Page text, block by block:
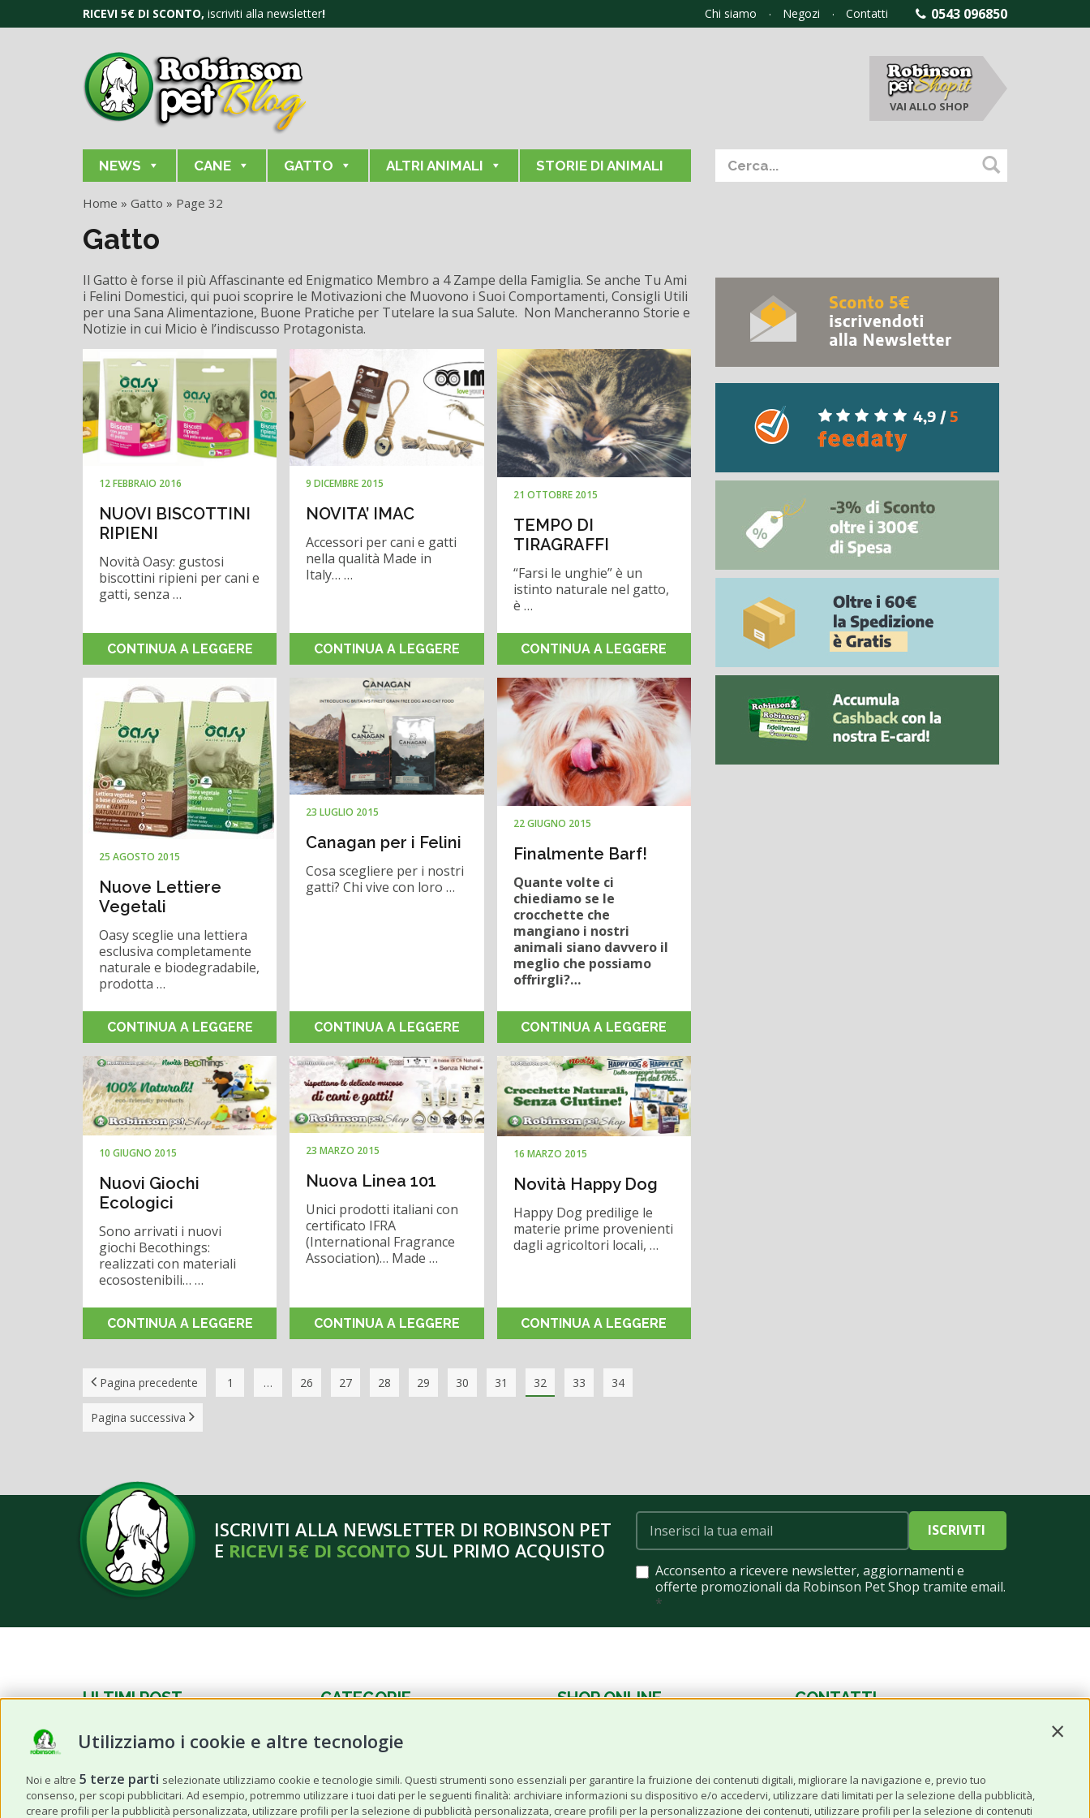
Utilizziamo i cookie e altre tecnologie
Noi e altre 5 terze parti selezionate utilizziamo cookie e tecnologie simili. Questi strumenti sono essenziali per garantire la fruizione dei contenuti digitali, migliorare la navigazione e, previo tuo
consenso, per scopi pubblicitari. Ad esempio, potremmo utilizzare i tuoi dati per le seguenti finalità: archiviare informazioni su dispositivo e/o accedervi, utilizzare dati limitati per la selezione della pubblicità,
creare profili per la pubblicità personalizzata, utilizzare profili per la selezione di pubblicità personalizzata, creare profili per la personalizzazione dei contenuti, utilizzare profili per la selezione di contenuti
RICEVI 5€ DI SCONTO, iscriviti alla newsletter! Chi siamo Negozi Contatti 0543 096850
VAI ALLO SHOP
NEWS CANE GATTO ALTRI ANIMALI STORIE DI ANIMALI
Home » Gatto » Page 32
Gatto
Il Gatto è forse il più Affascinante ed Enigmatico Membro a 4 Zampe della Famiglia. Se anche Tu Ami
i Felini Domestici, qui puoi scoprire le Motivazioni che Muovono i Suoi Comportamenti, Consigli Utili
per una Sana Alimentazione, Buone Pratiche per Tutelare la sua Salute. Non Mancheranno Storie e
Notizie in cui Micio è l’indiscusso Protagonista.
12 FEBBRAIO 2016
NUOVI BISCOTTINI
RIPIENI
Novità Oasy: gustosi
biscottini ripieni per cani e
gatti, senza …
CONTINUA A LEGGERE
9 DICEMBRE 2015
NOVITA’ IMAC
Accessori per cani e gatti
nella qualità Made in
Italy… …
CONTINUA A LEGGERE
21 OTTOBRE 2015
TEMPO DI
TIRAGRAFFI
“Farsi le unghie” è un
istinto naturale nel gatto,
è …
CONTINUA A LEGGERE
25 AGOSTO 2015
Nuove Lettiere
Vegetali
Oasy sceglie una lettiera
esclusiva completamente
naturale e biodegradabile,
prodotta …
CONTINUA A LEGGERE
23 LUGLIO 2015
Canagan per i Felini
Cosa scegliere per i nostri
gatti? Chi vive con loro …
CONTINUA A LEGGERE
22 GIUGNO 2015
Finalmente Barf!
Quante volte ci
chiediamo se le
crocchette che
mangiano i nostri
animali siano davvero il
meglio che possiamo
offrirgli?…
CONTINUA A LEGGERE
10 GIUGNO 2015
Nuovi Giochi
Ecologici
Sono arrivati i nuovi
giochi Becothings:
realizzati con materiali
ecosostenibili… …
CONTINUA A LEGGERE
23 MARZO 2015
Nuova Linea 101
Unici prodotti italiani con
certificato IFRA
(International Fragrance
Association)… Made …
CONTINUA A LEGGERE
16 MARZO 2015
Novità Happy Dog
Happy Dog predilige le
materie prime provenienti
dagli agricoltori locali, …
CONTINUA A LEGGERE
Pagina precedente 1 … 26 27 28 29 30 31 32 33 34
Pagina successiva
ISCRIVITI ALLA NEWSLETTER DI ROBINSON PET
E RICEVI 5€ DI SCONTO SUL PRIMO ACQUISTO
ISCRIVITI
Acconsento a ricevere newsletter, aggiornamenti e
offerte promozionali da Robinson Pet Shop tramite email.
*
ULTIMI POST
Frutta estiva per cani e gatti:
quali quantità?
Caldo anomalo: I 3 prodotti da
CATEGORIE
News
Cane
Gatto
SHOP ONLINE
Gatto
Offerte‌ del‌ mese
CONTATTI
Contattaci